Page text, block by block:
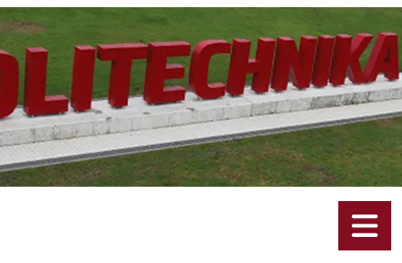
kontrastowa
Menu